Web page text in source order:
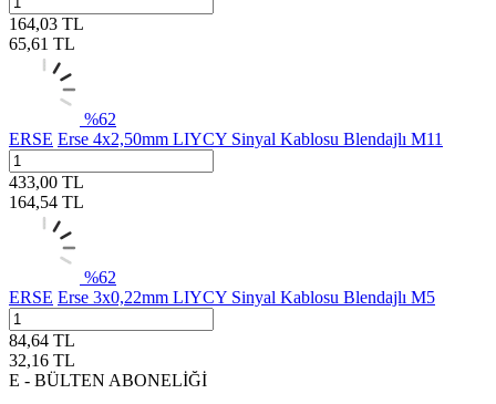
164,03 TL
65,61 TL
%62
ERSE Erse 4x2,50mm LIYCY Sinyal Kablosu Blendajlı M11
433,00 TL
164,54 TL
%62
ERSE Erse 3x0,22mm LIYCY Sinyal Kablosu Blendajlı M5
84,64 TL
32,16 TL
E - BÜLTEN ABONELİĞİ